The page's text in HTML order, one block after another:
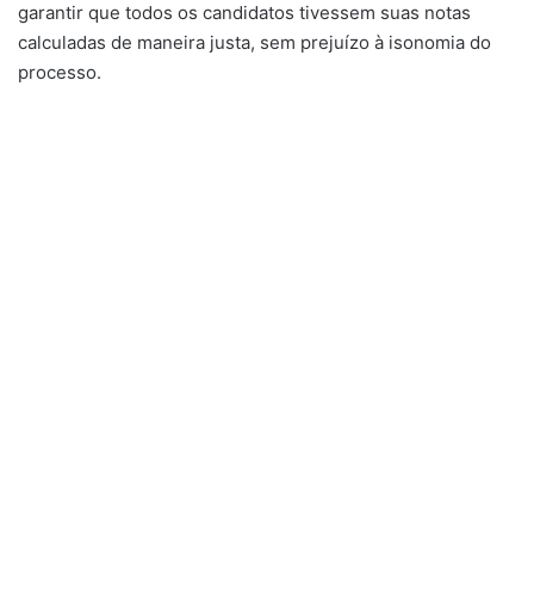
garantir que todos os candidatos tivessem suas notas
calculadas de maneira justa, sem prejuízo à isonomia do
processo.